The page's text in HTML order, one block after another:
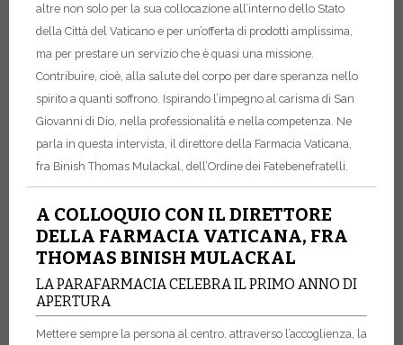
altre non solo per la sua collocazione all’interno dello Stato
della Città del Vaticano e per un’offerta di prodotti amplissima,
ma per prestare un servizio che è quasi una missione.
Contribuire, cioè, alla salute del corpo per dare speranza nello
spirito a quanti soffrono. Ispirando l’impegno al carisma di San
Giovanni di Dio, nella professionalità e nella competenza. Ne
parla in questa intervista, il direttore della Farmacia Vaticana,
fra Binish Thomas Mulackal, dell’Ordine dei Fatebenefratelli.
A COLLOQUIO CON IL DIRETTORE
DELLA FARMACIA VATICANA, FRA
THOMAS BINISH MULACKAL
LA PARAFARMACIA CELEBRA IL PRIMO ANNO DI
APERTURA
Mettere sempre la persona al centro, attraverso l’accoglienza, la